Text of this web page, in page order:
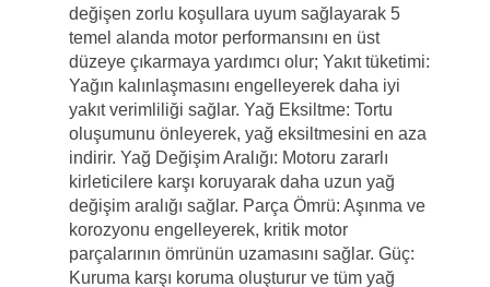
değişen zorlu koşullara uyum sağlayarak 5
temel alanda motor performansını en üst
düzeye çıkarmaya yardımcı olur; Yakıt tüketimi:
Yağın kalınlaşmasını engelleyerek daha iyi
yakıt verimliliği sağlar. Yağ Eksiltme: Tortu
oluşumunu önleyerek, yağ eksiltmesini en aza
indirir. Yağ Değişim Aralığı: Motoru zararlı
kirleticilere karşı koruyarak daha uzun yağ
değişim aralığı sağlar. Parça Ömrü: Aşınma ve
korozyonu engelleyerek, kritik motor
parçalarının ömrünün uzamasını sağlar. Güç:
Kuruma karşı koruma oluşturur ve tüm yağ